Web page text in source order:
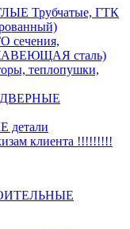
Трубчатые, ГТК
сталь)
теплопушки,
клиента !!!!!!!!!